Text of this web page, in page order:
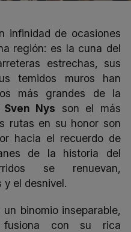
infinidad de ocasiones
región: es la cuna del
estrechas, sus
temidos muros han
más grandes de la
Sven Nys son el más
rutas en su honor son
hacia el recuerdo de
de la historia del
se renuevan,
y el desnivel.
binomio inseparable,
con su rica